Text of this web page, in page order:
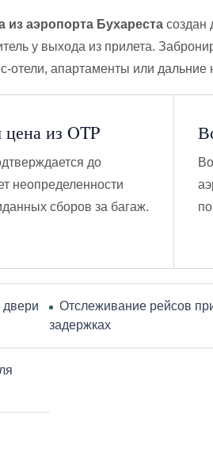
из аэропорта Бухареста создан
у выхода из прилета.
отели, апартаменты или дальние
из OTP
до
неопределенности
сборов за багаж.
двери
Отслеживание рейсов
задержках